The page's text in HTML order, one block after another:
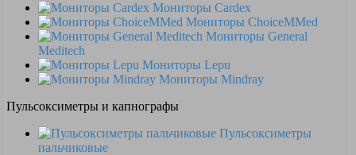
Мониторы Cardex
Мониторы ChoiceMMed
Мониторы General
Meditech
Мониторы Lepu
Мониторы Mindray
Пульсоксиметры и капнографы
Пульсоксиметры
пальчиковые